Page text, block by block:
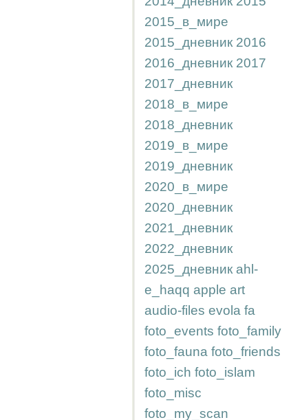
2015_в_мире
2015_дневник 2016
2016_дневник 2017
2017_дневник
2018_в_мире
2018_дневник
2019_в_мире
2019_дневник
2020_в_мире
2020_дневник
2021_дневник
2022_дневник
2025_дневник ahl-
e_haqq apple art
audio-files evola fa
foto_events foto_family
foto_fauna foto_friends
foto_ich foto_islam
foto_misc
foto_my_scan